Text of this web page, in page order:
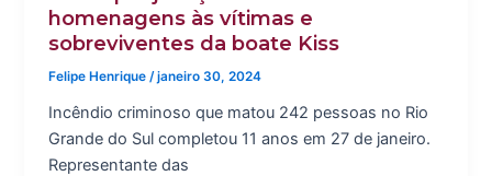
homenagens às vítimas e
sobreviventes da boate Kiss
Felipe Henrique/janeiro 30, 2024
Incêndio criminoso que matou 242 pessoas no Rio
Grande do Sul completou 11 anos em 27 de janeiro.
Representante das